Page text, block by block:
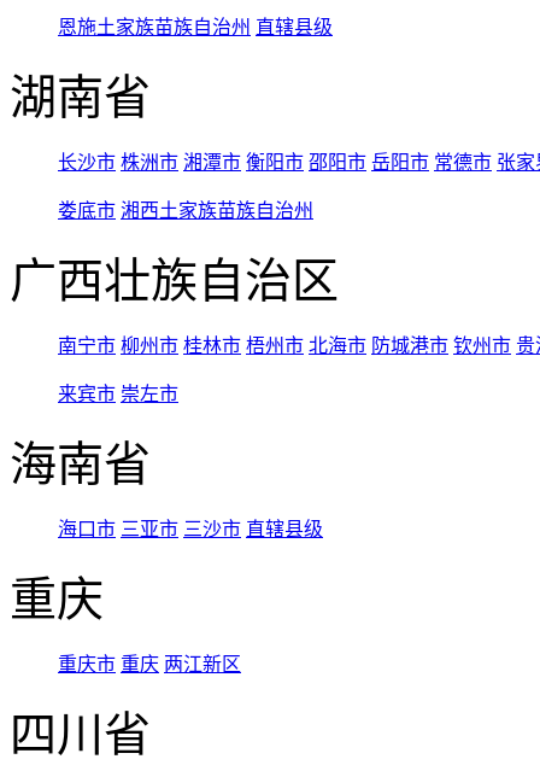
恩施土家族苗族自治州 直辖县级
湖南省
长沙市 株洲市 湘潭市 衡阳市 邵阳市 岳阳市 常德市 张家
娄底市 湘西土家族苗族自治州
广西壮族自治区
南宁市 柳州市 桂林市 梧州市 北海市 防城港市 钦州市 贵
来宾市 崇左市
海南省
海口市 三亚市 三沙市 直辖县级
重庆
重庆市 重庆 两江新区
四川省